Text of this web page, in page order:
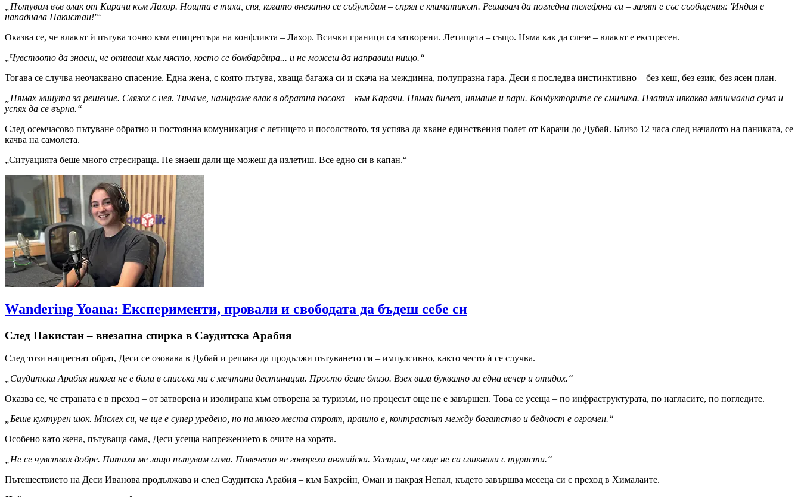
„Пътувам във влак от Карачи към Лахор. Нощта е тиха, спя, когато внезапно се събуждам – спрял е климатикът. Решавам да погледна телефона си – залят е със съобщения: 'Индия е
нападнала Пакистан!'“
Оказва се, че влакът ѝ пътува точно към епицентъра на конфликта – Лахор. Всички граници са затворени. Летищата – също. Няма как да слезе – влакът е експресен.
„Чувството да знаеш, че отиваш към място, което се бомбардира... и не можеш да направиш нищо.“
Тогава се случва неочаквано спасение. Една жена, с която пътува, хваща багажа си и скача на междинна, полупразна гара. Деси я последва инстинктивно – без кеш, без език, без ясен план.
„Нямах минута за решение. Слязох с нея. Тичаме, намираме влак в обратна посока – към Карачи. Нямах билет, нямаше и пари. Кондукторите се смилиха. Платих някаква минимална сума и
успях да се върна.“
След осемчасово пътуване обратно и постоянна комуникация с летището и посолството, тя успява да хване единствения полет от Карачи до Дубай. Близо 12 часа след началото на паниката, се
качва на самолета.
„Ситуацията беше много стресираща. Не знаеш дали ще можеш да излетиш. Все едно си в капан.“
Wandering Yoana: Експерименти, провали и свободата да бъдеш себе си
След Пакистан – внезапна спирка в Саудитска Арабия
След този напрегнат обрат, Деси се озовава в Дубай и решава да продължи пътуването си – импулсивно, както често ѝ се случва.
„Саудитска Арабия никога не е била в списъка ми с мечтани дестинации. Просто беше близо. Взех виза буквално за една вечер и отидох.“
Оказва се, че страната е в преход – от затворена и изолирана към отворена за туризъм, но процесът още не е завършен. Това се усеща – по инфраструктурата, по нагласите, по погледите.
„Беше културен шок. Мислех си, че ще е супер уредено, но на много места строят, прашно е, контрастът между богатство и бедност е огромен.“
Особено като жена, пътуваща сама, Деси усеща напрежението в очите на хората.
„Не се чувствах добре. Питаха ме защо пътувам сама. Повечето не говореха английски. Усещаш, че още не са свикнали с туристи.“
Пътешествието на Деси Иванова продължава и след Саудитска Арабия – към Бахрейн, Оман и накрая Непал, където завършва месецa си с преход в Хималаите.